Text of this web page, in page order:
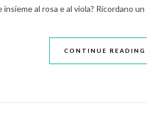
al rosa e al viola? Ricordano
CONTINUE READING